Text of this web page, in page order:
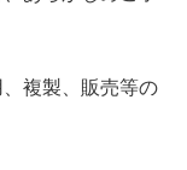
複製、販売等の